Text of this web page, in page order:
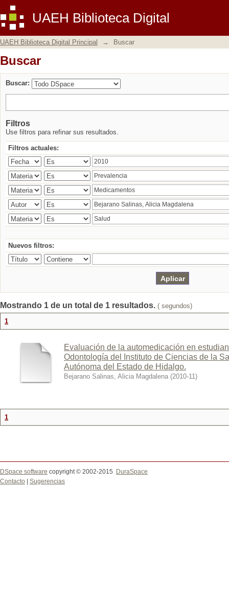
UAEH Biblioteca Digital
Buscar
UAEH Biblioteca Digital Principal → Buscar
Buscar
Buscar:
Filtros
Use filtros para refinar sus resultados.
Filtros actuales:
Nuevos filtros:
Mostrando 1 de un total de 1 resultados. ( segundos)
1
Evaluación de la automedicación en
Odontología del Instituto de Ciencias de la
Autónoma del Estado de Hidalgo.
Bejarano Salinas, Alicia Magdalena (2010-11)
1
DSpace software copyright © 2002-2015
DuraSpace
Contacto
Sugerencias